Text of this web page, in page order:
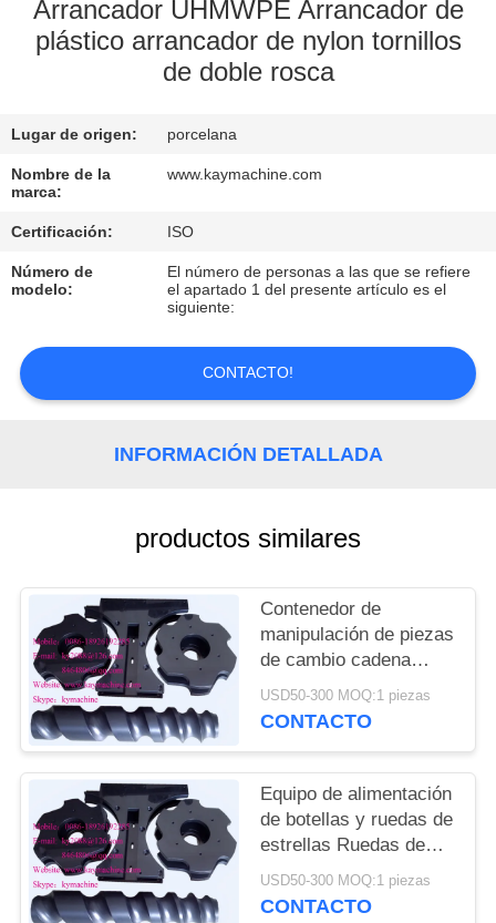
CONTROL
CONTACTO
NOTICIAS
UNA
COTIZACIÓN
PRIVACY
POLICY
Arrancador UHMWPE Arrancador de
plástico arrancador de nylon tornillos
de doble rosca
Lugar de origen: porcelana
Nombre de la
marca:
www.kaymachine.com
Certificación: ISO
Número de
modelo:
El número de personas a las que se refiere
el apartado 1 del presente artículo es el
siguiente:
CONTACTO!
INFORMACIÓN DETALLADA
productos similares
Contenedor de
manipulación de piezas
de cambio cadena
transportadora para
cerveza línea de
alimentación China
fabricante
USD50-300 MOQ:1 piezas
CONTACTO
Equipo de alimentación
de botellas y ruedas de
estrellas Ruedas de
estrellas de plástico y
engranajes de plástico
USD50-300 MOQ:1 piezas
CONTACTO